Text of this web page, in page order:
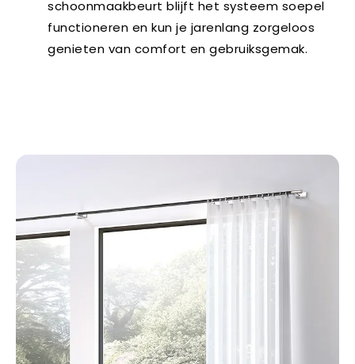
schoonmaakbeurt blijft het systeem soepel
functioneren en kun je jarenlang zorgeloos
genieten van comfort en gebruiksgemak.